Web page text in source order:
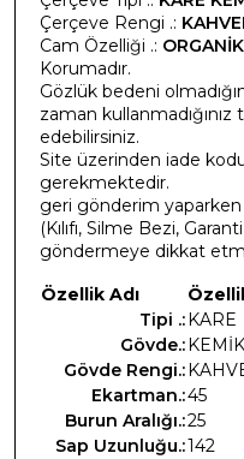
Çerçeve Rengi .:
Cam Özelliği .:
Korumadır.
Gözlük bedeni
zaman
edebilirsiniz.
Site üzerinden iade
gerekmektedir.
geri gönderim
(Kılıfı, Silme Bezi,
göndermeye dikkat
Özellik Adı
Tipi .:KARE
Gövde.:KEMİK
Gövde Rengi.:
Ekartman.:45
Burun Aralığı.:25
Sap Uzunluğu.:142